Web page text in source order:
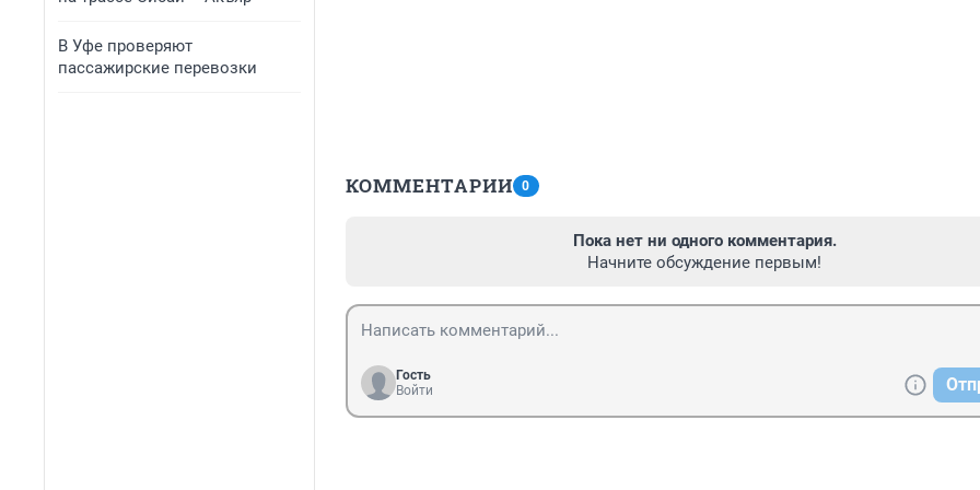
В Уфе проверяют
пассажирские перевозки
КОММЕНТАРИИ 0
Пока нет ни одного комментария.
Начните обсуждение первым!
Гость
Войти